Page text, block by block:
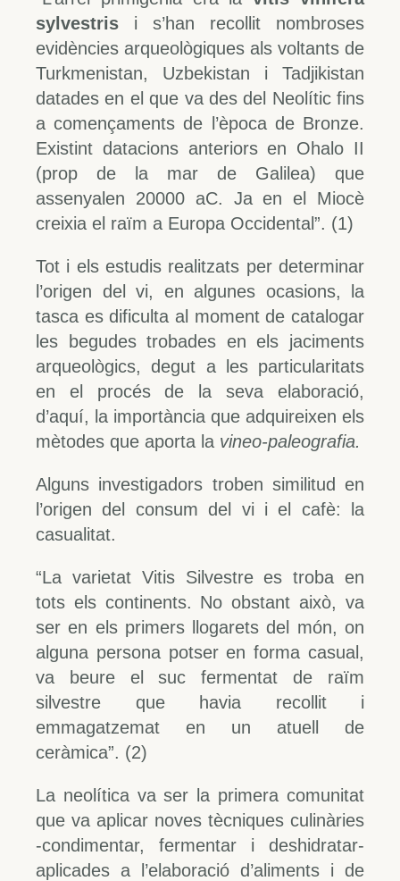
sylvestris i s’han recollit nombroses
evidències arqueològiques als voltants de
Turkmenistan, Uzbekistan i Tadjikistan
datades en el que va des del Neolític fins
a començaments de l’època de Bronze.
Existint datacions anteriors en Ohalo II
(prop de la mar de Galilea) que
assenyalen 20000 aC. Ja en el Miocè
creixia el raïm a Europa Occidental”. (1)
Tot i els estudis realitzats per determinar
l’origen del vi, en algunes ocasions, la
tasca es dificulta al moment de catalogar
les begudes trobades en els jaciments
arqueològics, degut a les particularitats
en el procés de la seva elaboració,
d’aquí, la importància que adquireixen els
mètodes que aporta la vineo-paleografia.
Alguns investigadors troben similitud en
l’origen del consum del vi i el cafè: la
casualitat.
“La varietat Vitis Silvestre es troba en
tots els continents. No obstant això, va
ser en els primers llogarets del món, on
alguna persona potser en forma casual,
va beure el suc fermentat de raïm
silvestre que havia recollit i
emmagatzemat en un atuell de
ceràmica”. (2)
La neolítica va ser la primera comunitat
que va aplicar noves tècniques culinàries
-condimentar, fermentar i deshidratar-
aplicades a l’elaboració d’aliments i de